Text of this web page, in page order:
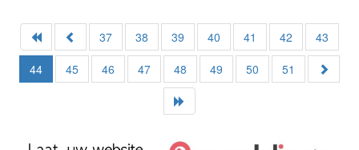
37 38 39 40 41 42
43
44
45 46 47 48 49 50 51